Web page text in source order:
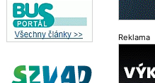
Reklama